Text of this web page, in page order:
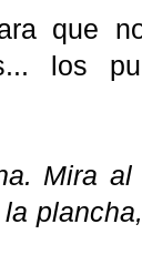
que
los
Mira